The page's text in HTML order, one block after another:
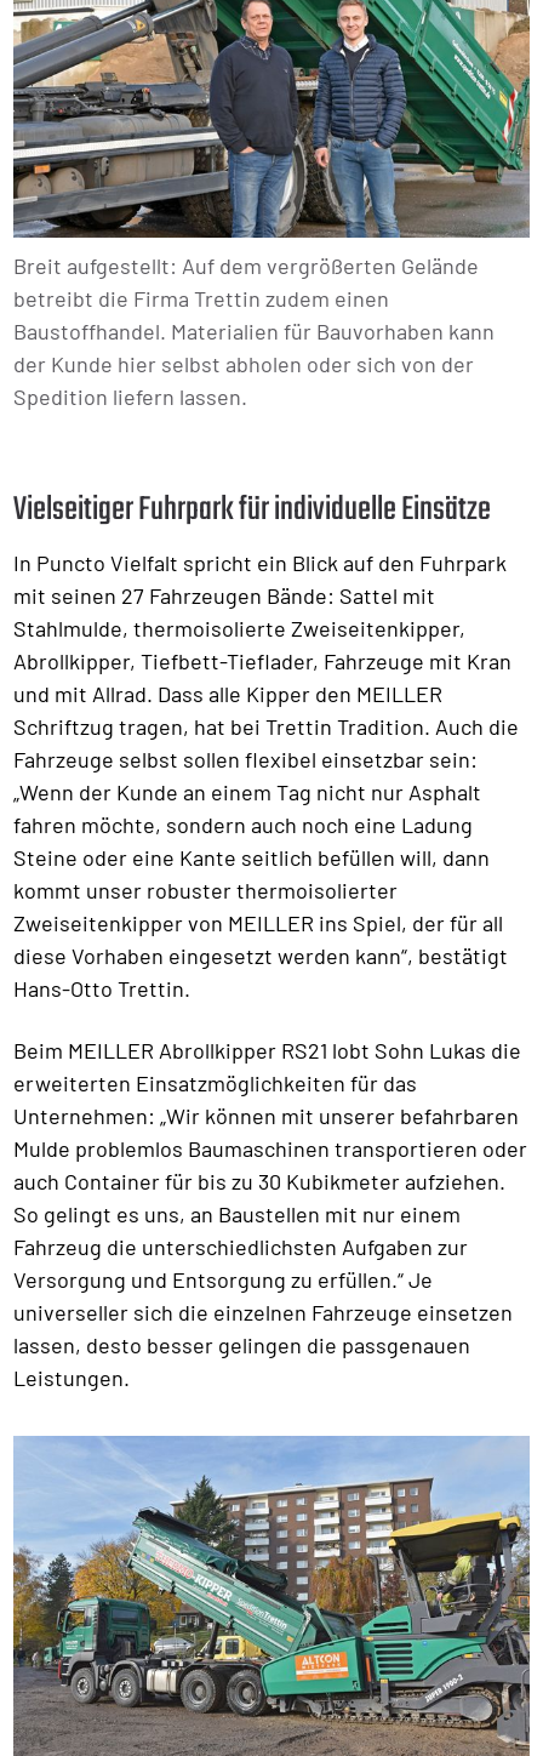
Breit aufgestellt: Auf dem vergrößerten Gelände
betreibt die Firma Trettin zudem einen
Baustoffhandel. Materialien für Bauvorhaben kann
der Kunde hier selbst abholen oder sich von der
Spedition liefern lassen.
Vielseitiger Fuhrpark für individuelle Einsätze
In Puncto Vielfalt spricht ein Blick auf den Fuhrpark
mit seinen 27 Fahrzeugen Bände: Sattel mit
Stahlmulde, thermoisolierte Zweiseitenkipper,
Abrollkipper, Tiefbett-Tieflader, Fahrzeuge mit Kran
und mit Allrad. Dass alle Kipper den MEILLER
Schriftzug tragen, hat bei Trettin Tradition. Auch die
Fahrzeuge selbst sollen flexibel einsetzbar sein:
„Wenn der Kunde an einem Tag nicht nur Asphalt
fahren möchte, sondern auch noch eine Ladung
Steine oder eine Kante seitlich befüllen will, dann
kommt unser robuster thermoisolierter
Zweiseitenkipper von MEILLER ins Spiel, der für all
diese Vorhaben eingesetzt werden kann“, bestätigt
Hans-Otto Trettin.
Beim MEILLER Abrollkipper RS21 lobt Sohn Lukas die
erweiterten Einsatzmöglichkeiten für das
Unternehmen: „Wir können mit unserer befahrbaren
Mulde problemlos Baumaschinen transportieren oder
auch Container für bis zu 30 Kubikmeter aufziehen.
So gelingt es uns, an Baustellen mit nur einem
Fahrzeug die unterschiedlichsten Aufgaben zur
Versorgung und Entsorgung zu erfüllen.“ Je
universeller sich die einzelnen Fahrzeuge einsetzen
lassen, desto besser gelingen die passgenauen
Leistungen.